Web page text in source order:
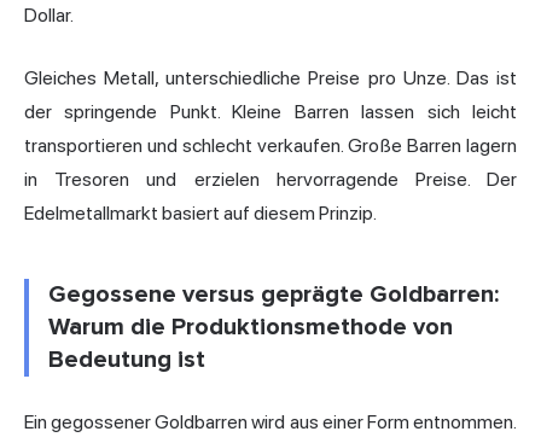
Dollar.
Gleiches Metall, unterschiedliche Preise pro Unze. Das ist
der springende Punkt. Kleine Barren lassen sich leicht
transportieren und schlecht verkaufen. Große Barren lagern
in Tresoren und erzielen hervorragende Preise. Der
Edelmetallmarkt basiert auf diesem Prinzip.
Gegossene versus geprägte Goldbarren:
Warum die Produktionsmethode von
Bedeutung ist
Ein gegossener Goldbarren wird aus einer Form entnommen.